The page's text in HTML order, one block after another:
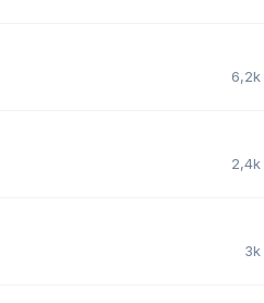
6,2k
2,4k
3k